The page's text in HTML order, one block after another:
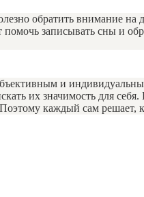
обратить внимание
записывать сны и
и
их значимость для
каждый сам решает,